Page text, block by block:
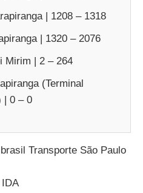
| 1208 – 1318
| 1320 – 2076
Mirim | 2 – 264
(Terminal
| 0 – 0
Transporte São Paulo
IDA